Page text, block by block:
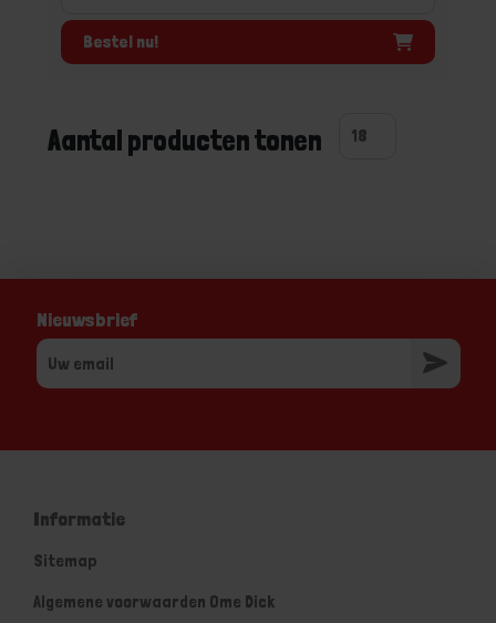
Bestel nu!
Aantal producten tonen
Nieuwsbrief
Informatie
Sitemap
Algemene voorwaarden Ome Dick